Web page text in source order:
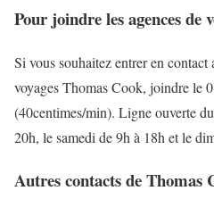
Pour joindre les agences de
Si vous souhaitez entrer en contact
voyages Thomas Cook, joindre le
(40centimes/min). Ligne ouverte
20h, le samedi de 9h à 18h et le
Autres contacts de Thomas